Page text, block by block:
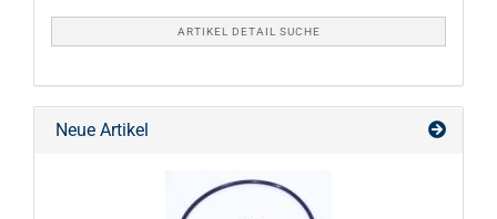
ARTIKEL DETAIL SUCHE
Neue Artikel